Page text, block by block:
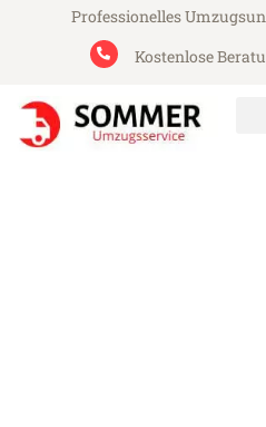
Professionelles
Kostenlose